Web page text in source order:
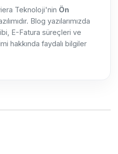
Teknoloji'nin Ön
Blog yazılarımızda
E-Fatura süreçleri ve
hakkında faydalı bilgiler